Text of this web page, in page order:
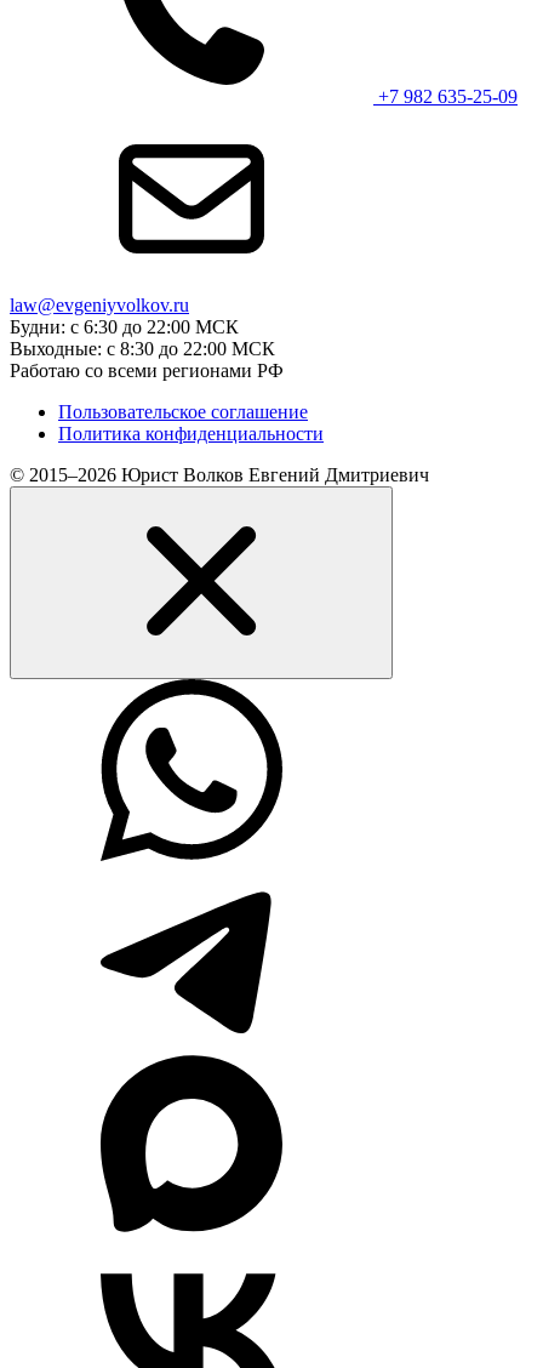
+7 982 635-25-09
law@evgeniyvolkov.ru
Будни: с 6:30 до 22:00 МСК
Выходные: с 8:30 до 22:00 МСК
Работаю со всеми регионами РФ
Пользовательское соглашение
Политика конфиденциальности
© 2015–2026 Юрист Волков Евгений Дмитриевич